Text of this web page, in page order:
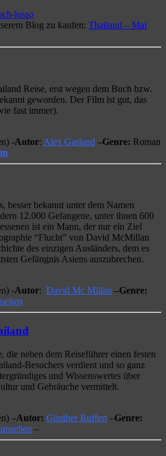
Blog zu kaufen: Thailand – Mai
Reise, erst wegen dem Buch bzw.
geworden. Der Film ist gut, das
fast immer).
-Autor: Alex Garland –Genre: Roman
besser bekannt unter dem Namen
12.000 Gefangene, unter ihnen 600
ist ein Mann, der nur ein Ziel
“Flucht” von David McMillan
des einzigen Ausländers, dem es
Gefängnis Asiens auszubrechen.
-Autor: David Mc Millan –Genre:
die neben dem Reiseführer einen festen
Besuchers verdient und so ganz
und Wissenswertes über
und Gebräuche vermittelt.
–Autor: Günther Ruffert –Genre:
–